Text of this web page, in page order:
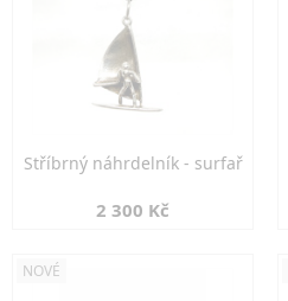
Stříbrný náhrdelník - surfař
2 300 Kč
NOVÉ